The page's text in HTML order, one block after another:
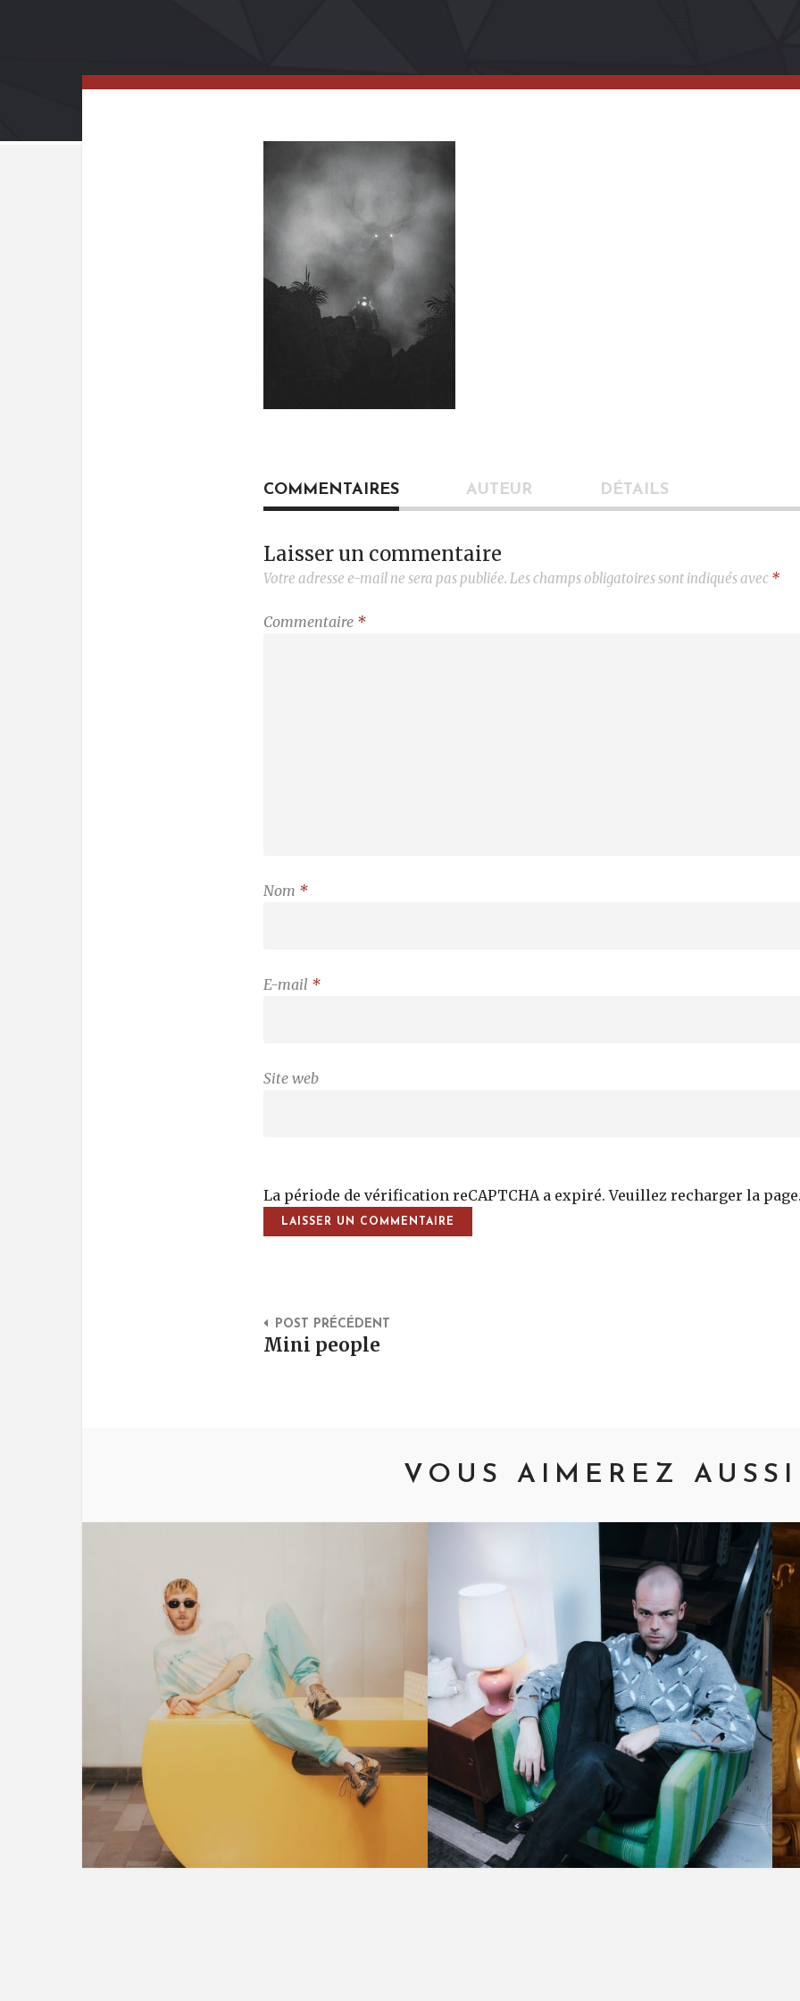
COMMENTAIRES AUTEUR DÉTAILS
Laisser un commentaire
Votre adresse e-mail ne sera pas publiée. Les champs obligatoires sont indiqués avec *
Commentaire *
Nom *
E-mail *
Site web
La période de vérification reCAPTCHA a expiré. Veuillez recharger la
Post Navigation
POST PRÉCÉDENT
Mini people
VOUS AIMEREZ AUSSI